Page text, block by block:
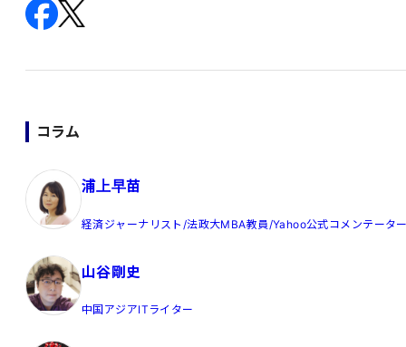
コラム
浦上早苗
経済ジャーナリスト/法政大MBA教員/Yahoo公式コメンテータ
山谷剛史
中国アジアITライター